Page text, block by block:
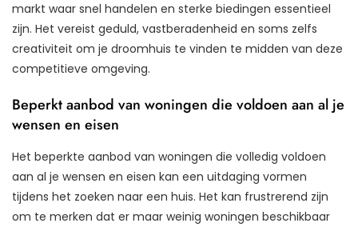
markt waar snel handelen en sterke biedingen essentieel
zijn. Het vereist geduld, vastberadenheid en soms zelfs
creativiteit om je droomhuis te vinden te midden van deze
competitieve omgeving.
Beperkt aanbod van woningen die voldoen aan al je
wensen en eisen
Het beperkte aanbod van woningen die volledig voldoen
aan al je wensen en eisen kan een uitdaging vormen
tijdens het zoeken naar een huis. Het kan frustrerend zijn
om te merken dat er maar weinig woningen beschikbaar